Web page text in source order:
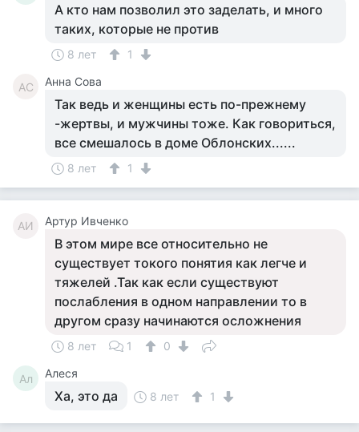
А кто нам позволил это заделать, и много
таких, которые не против
8 лет 1
АС Анна Сова
Так ведь и женщины есть по-прежнему
-жертвы, и мужчины тоже. Как говориться,
все смешалось в доме Облонских......
8 лет 1
АИ Артур Ивченко
В этом мире все относительно не
существует токого понятия как легче и
тяжелей .Так как если существуют
послабления в одном направлении то в
другом сразу начинаются осложнения
8 лет 1 0
Ал Алеся
Ха, это да 8 лет 1